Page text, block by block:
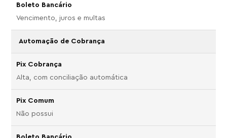
Vencimento, juros e multas
Automação de Cobrança
Alta, com conciliação automática
Não possui